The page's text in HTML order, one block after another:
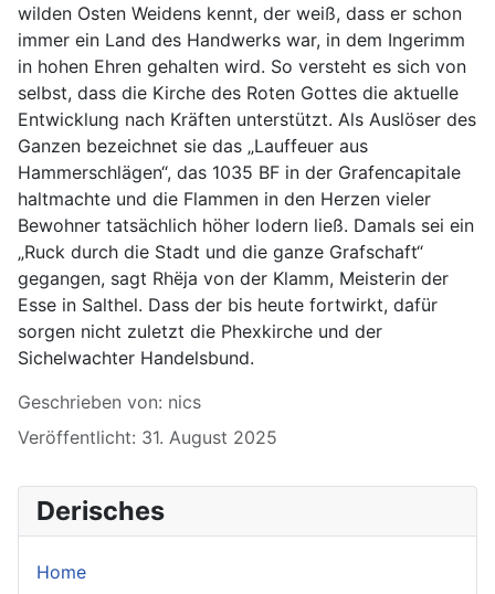
Derisches
Home
wilden Osten Weidens kennt, der weiß, dass er schon
immer ein Land des Handwerks war, in dem Ingerimm
in hohen Ehren gehalten wird. So versteht es sich von
selbst, dass die Kirche des Roten Gottes die aktuelle
Entwicklung nach Kräften unterstützt. Als Auslöser des
Ganzen bezeichnet sie das „Lauffeuer aus
Hammerschlägen“, das 1035 BF in der Grafencapitale
haltmachte und die Flammen in den Herzen vieler
Bewohner tatsächlich höher lodern ließ. Damals sei ein
„Ruck durch die Stadt und die ganze Grafschaft“
gegangen, sagt Rhëja von der Klamm, Meisterin der
Esse in Salthel. Dass der bis heute fortwirkt, dafür
sorgen nicht zuletzt die Phexkirche und der
Sichelwachter Handelsbund.
Details
Geschrieben von: nics
Veröffentlicht: 31. August 2025